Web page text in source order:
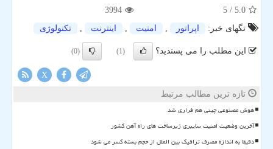
5.0
/ 5
3994
تگهای خبر:
اپراتور , امنیت , اینترنت , تكنولوژی
این مطلب را می پسندید؟ (1)
(0)
X
تازه ترین مطالب مرتبط
هوش مصنوعی چینی هم فراری شد
آخرین وضعیت امنیت سایبری زیرساخت های راه آهن کشور
دقیقا به اندازه مصرف ترافیک بین الملل از حجم بسته کسر می شود